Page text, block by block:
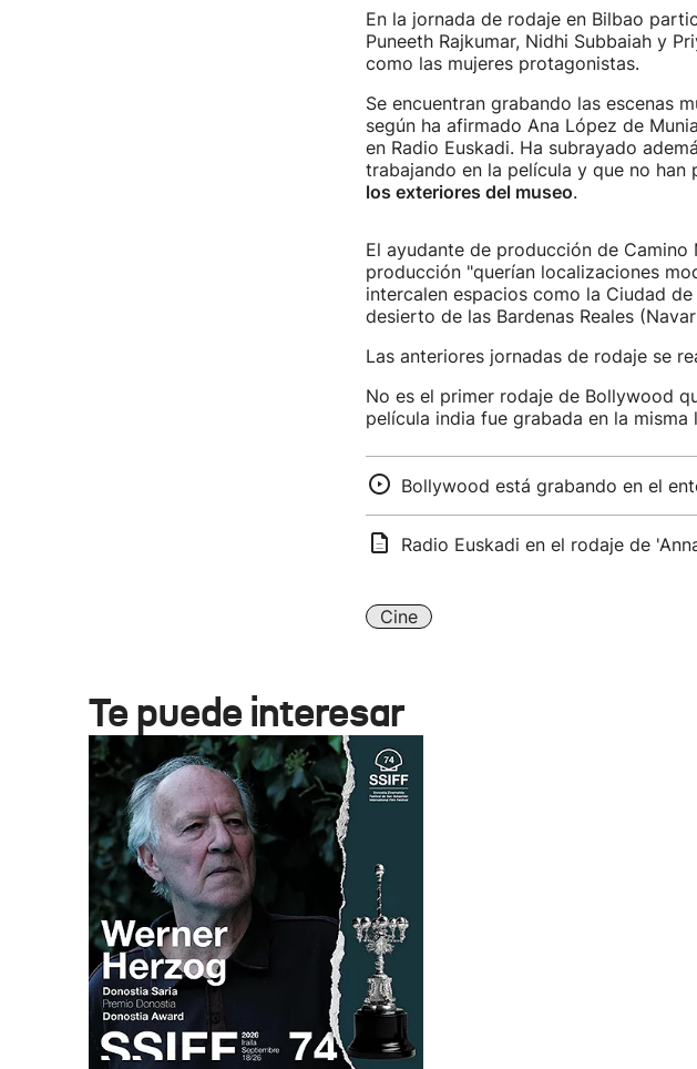
En la jornada de rodaje en Bilbao
Puneeth Rajkumar, Nidhi Subbaiah y
como las mujeres protagonistas.
Se encuentran grabando las escenas
según ha afirmado Ana López de
en Radio Euskadi. Ha subrayado
trabajando en la película y que no han
los exteriores del museo.
El ayudante de producción de
producción "querían localizaciones
intercalen espacios como la Ciudad
desierto de las Bardenas Reales
Las anteriores jornadas de rodaje se
No es el primer rodaje de Bollywood
película india fue grabada en la
Bollywood está grabando en el
Radio Euskadi en el rodaje de
Cine
Te puede interesar